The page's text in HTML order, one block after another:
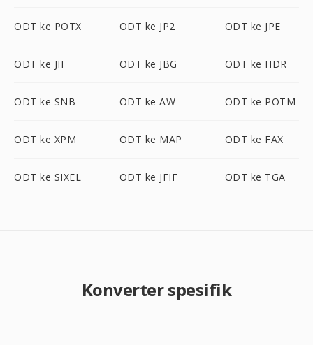
ODT ke POTX ODT ke JP2 ODT ke JPE
ODT ke JIF ODT ke JBG ODT ke HDR
ODT ke SNB ODT ke AW ODT ke POTM
ODT ke XPM ODT ke MAP ODT ke FAX
ODT ke SIXEL ODT ke JFIF ODT ke TGA
Konverter spesifik